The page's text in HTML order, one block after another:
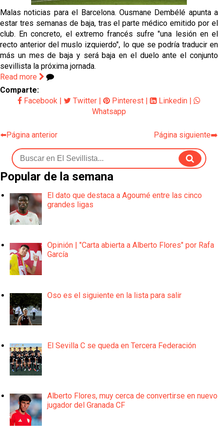
Oso es el siguiente en la lista para salir
Banquillos confirmados: así queda la cantera del
Sevilla Femenino para la 2026/27
Celta y Rayo agitan el mercado de La Liga
exigente choque ante el Bayer Leverkusen
Malas noticias para el Barcelona. Ousmane Dembélé apunta a
estar tres semanas de baja, tras el parte médico emitido por el
club. En concreto, el extremo francés sufre "una lesión en el
recto anterior del muslo izquierdo", lo que se podría traducir en
más un mes de baja y será baja en el duelo ante el conjunto
sevillista la próxima jornada.
Read more
Comparte:
Facebook
Twitter Pinterest Linkedin
Whatsapp
⬅️Página anterior Página siguiente➡️
Popular de la semana
El dato que destaca a Agoumé entre las cinco
grandes ligas
Opinión | "Carta abierta a Alberto Flores" por Rafa
García
Oso es el siguiente en la lista para salir
El Sevilla C se queda en Tercera Federación
Alberto Flores, muy cerca de convertirse en nuevo
jugador del Granada CF